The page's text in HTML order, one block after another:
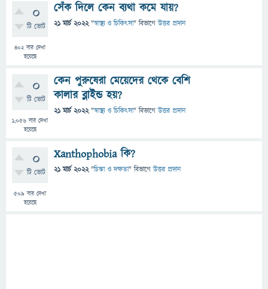
0
টি ভোট
402বার দেখা
হয়েছে
সেঁক দিলে কেন ব্যথা কমে যায়?
21 মার্চ 2022 "স্বাস্থ্য ও চিকিৎসা" বিভাগে উত্তর প্রদান
0
টি ভোট
1,056 বার দেখা
হয়েছে
কেন পুরুষেরা মেয়েদের থেকে বেশি
কালার ব্লাইন্ড হয়?
21 মার্চ 2022 "স্বাস্থ্য ও চিকিৎসা" বিভাগে উত্তর প্রদান
0
টি ভোট
509 বার দেখা
হয়েছে
Xanthophobia কি?
21 মার্চ 2022 "চিন্তা ও দক্ষতা" বিভাগে উত্তর প্রদান